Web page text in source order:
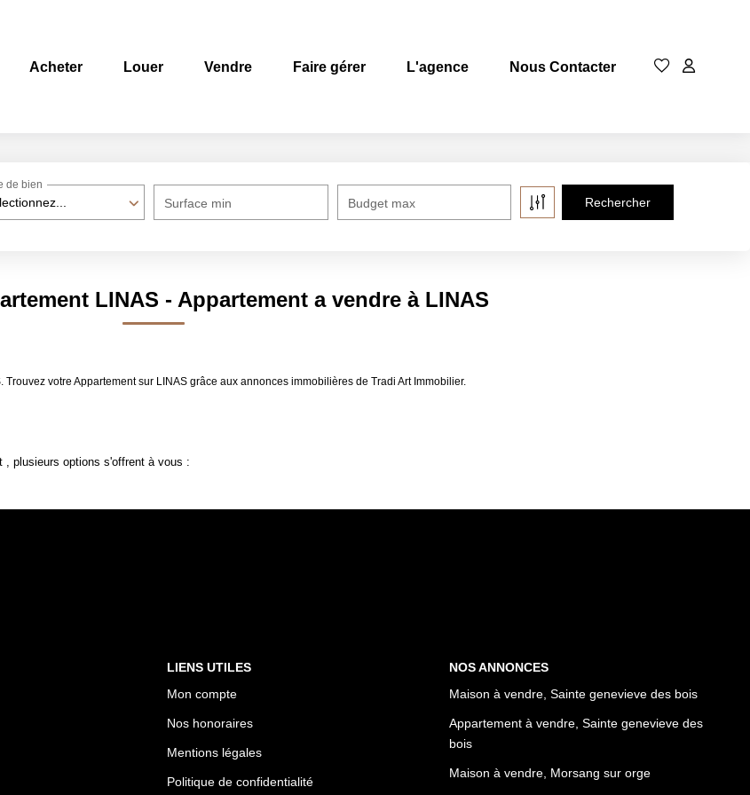
Acheter Louer Vendre Faire gérer L'agence Nous Contacter
de bien
Surface min Budget max
LINAS - Appartement a vendre à LINAS
votre Appartement sur LINAS grâce aux annonces immobilières de Tradi Art Immobilier.
, plusieurs options s'offrent à vous :
LIENS UTILES
Mon compte
Nos honoraires
Mentions légales
Politique de confidentialité
NOS ANNONCES
Maison à vendre, Sainte genevieve des bois
Appartement à vendre, Sainte genevieve des
bois
Maison à vendre, Morsang sur orge